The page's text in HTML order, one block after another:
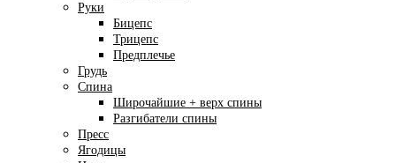
Руки
Бицепс
Трицепс
Предплечье
Грудь
Спина
Широчайшие + верх спины
Разгибатели спины
Пресс
Ягодицы